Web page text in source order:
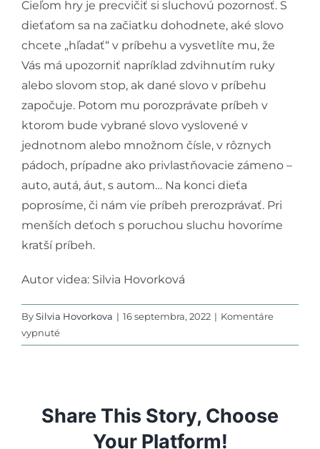
Podporte nás
Cieľom hry je precvičiť si sluchovú pozornosť. S
dieťaťom sa na začiatku dohodnete, aké slovo
chcete „hľadať“ v príbehu a vysvetlíte mu, že
Vás má upozorniť napríklad zdvihnutím ruky
alebo slovom stop, ak dané slovo v príbehu
započuje. Potom mu porozprávate príbeh v
ktorom bude vybrané slovo vyslovené v
jednotnom alebo množnom čísle, v rôznych
pádoch, prípadne ako privlastňovacie zámeno –
auto, autá, áut, s autom… Na konci dieťa
poprosíme, či nám vie príbeh prerozprávať. Pri
menších deťoch s poruchou sluchu hovoríme
kratší príbeh.
Autor videa: Silvia Hovorková
BySilvia Hovorkova | 16 septembra, 2022 | Komentáre
vypnuténa
Sluchová
Share This Story, Choose
Your Platform!